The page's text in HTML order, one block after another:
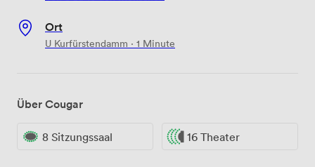
Ort
U Kurfürstendamm · 1 Minute
Über Cougar
8 Sitzungssaal 16 Theater